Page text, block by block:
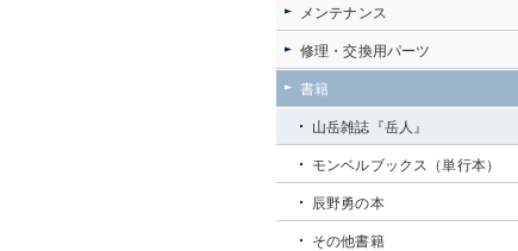
メンテナンス
修理・交換用パーツ
書籍
山岳雑誌『岳人』
モンベルブックス（単行本）
辰野勇の本
その他書籍